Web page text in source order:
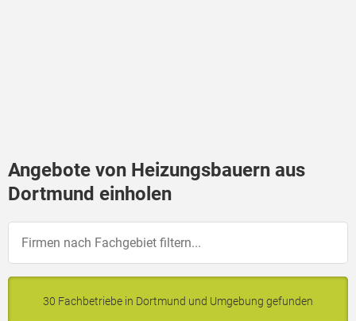
Angebote von Heizungsbauern aus
Dortmund einholen
30 Fachbetriebe in Dortmund und Umgebung gefunden